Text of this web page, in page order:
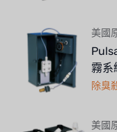
美國
霧系
除臭
美國